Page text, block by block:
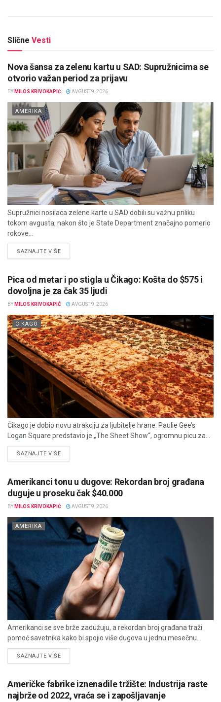
Slične Vesti
Nova šansa za zelenu kartu u SAD: Supružnicima se
otvorio važan period za prijavu
BY MILOS KRIVOKAPIĆ AVGUST 9, 2026
AMERIKA
Supružnici nosilaca zelene karte u SAD dobili su važnu priliku
tokom avgusta, nakon što je State Department značajno pomerio
rokove...
SAZNAJTE VIŠEDETAILS
Pica od metar i po stigla u Čikago: Košta do $575 i
dovoljna je za čak 35 ljudi
BY MILOS KRIVOKAPIĆ AVGUST 9, 2026
CIKAGO
Čikago je dobio novu atrakciju za ljubitelje hrane: Paulie Gee’s
Logan Square predstavio je „The Sheet Show“, ogromnu picu za...
SAZNAJTE VIŠEDETAILS
Amerikanci tonu u dugove: Rekordan broj građana
duguje u proseku čak $40.000
BY MILOS KRIVOKAPIĆ AVGUST 9, 2026
AMERIKA
Amerikanci se sve brže zadužuju, a rekordan broj građana traži
pomoć savetnika kako bi spojio više dugova u jednu mesečnu...
SAZNAJTE VIŠEDETAILS
Američke fabrike iznenadile tržište: Industrija raste
najbrže od 2022, vraća se i zapošljavanje